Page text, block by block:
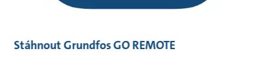
Stáhnout Grundfos GO REMOTE